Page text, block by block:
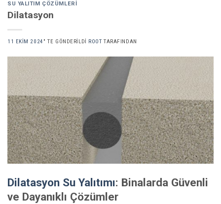
SU YALITIM ÇÖZÜMLERI
Dilatasyon
11 EKIM 2024’' TE GÖNDERILDI ROOT TARAFINDAN
Dilatasyon Su Yalıtımı: Binalarda Güvenli
ve Dayanıklı Çözümler